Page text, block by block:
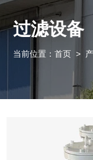
过滤设备
当前位置：首页 >